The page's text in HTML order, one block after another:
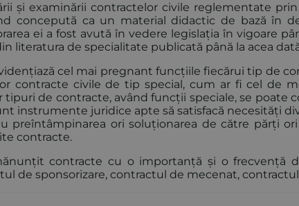
și examinării contractelor civile reglementate
concepută ca un material didactic de bază în
ei a fost avută în vedere legislația în vigoare
literatura de specialitate publicată până la acea
cel mai pregnant funcțiile fiecărui tip de
contracte civile de tip special, cum ar fi cel de
tipuri de contracte, având funcții speciale, se poate
instrumente juridice apte să satisfacă necesități
preîntâmpinarea ori soluționarea de către părți
contracte.
contracte cu o importanță și o frecvență
de sponsorizare, contractul de mecenat,